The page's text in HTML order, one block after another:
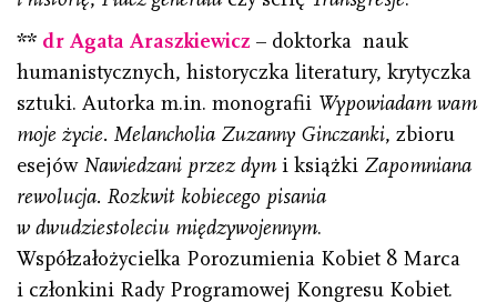
** dr Agata Araszkiewicz – doktorka nauk
humanistycznych, historyczka literatury, krytyczka
sztuki. Autorka m.in. monografii Wypowiadam wam
moje życie. Melancholia Zuzanny Ginczanki, zbioru
esejów Nawiedzani przez dymi książki Zapomniana
rewolucja. Rozkwit kobiecego pisania
w dwudziestoleciu międzywojennym.
Współzałożycielka Porozumienia Kobiet 8 Marca
i członkini Rady Programowej Kongresu Kobiet.